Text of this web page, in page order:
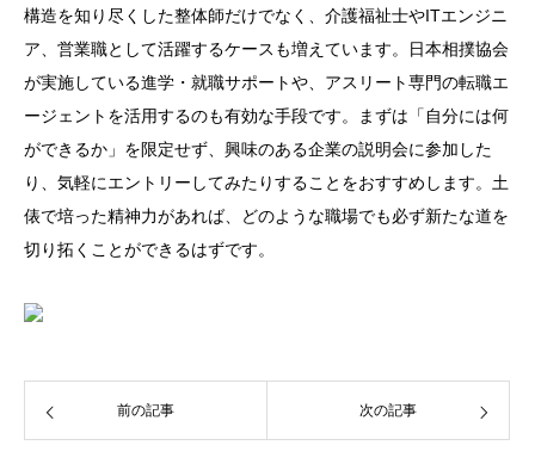
構造を知り尽くした整体師だけでなく、介護福祉士やITエンジニ
ア、営業職として活躍するケースも増えています。日本相撲協会
が実施している進学・就職サポートや、アスリート専門の転職エ
ージェントを活用するのも有効な手段です。まずは「自分には何
ができるか」を限定せず、興味のある企業の説明会に参加した
り、気軽にエントリーしてみたりすることをおすすめします。土
俵で培った精神力があれば、どのような職場でも必ず新たな道を
切り拓くことができるはずです。
前の記事 次の記事